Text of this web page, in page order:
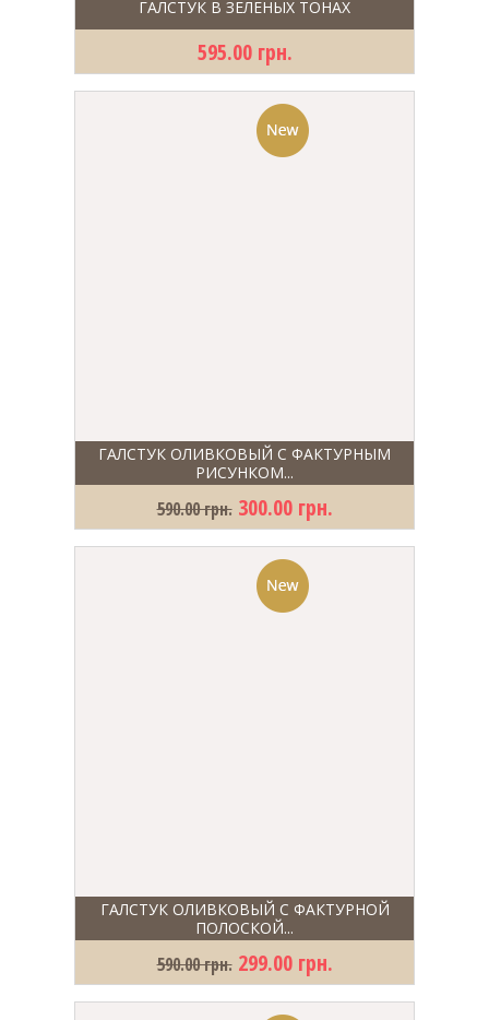
ГАЛСТУК В ЗЕЛЕНЫХ ТОНАХ
595.00 грн.
ГАЛСТУК ОЛИВКОВЫЙ С ФАКТУРНЫМ
РИСУНКОМ...
590.00 грн. 300.00 грн.
ГАЛСТУК ОЛИВКОВЫЙ С ФАКТУРНОЙ
ПОЛОСКОЙ...
590.00 грн. 299.00 грн.